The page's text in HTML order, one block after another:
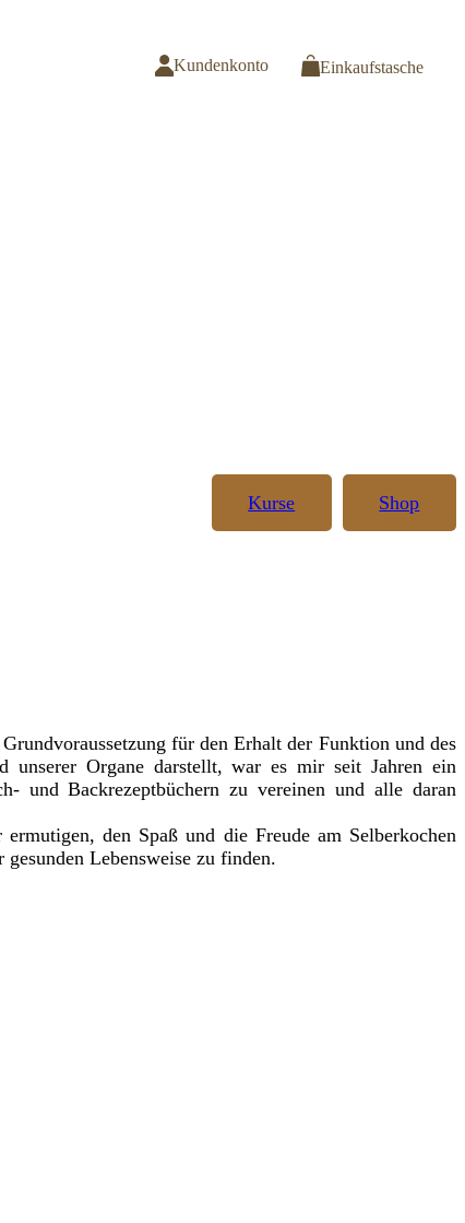
Kundenkonto Einkaufstasche
Shop
Kurse
für den Erhalt der Funktion und des
unserer Organe darstellt, war es mir seit Jahren ein
und Backrezeptbüchern zu vereinen und alle daran
den Spaß und die Freude am Selberkochen
Lebensweise zu finden.